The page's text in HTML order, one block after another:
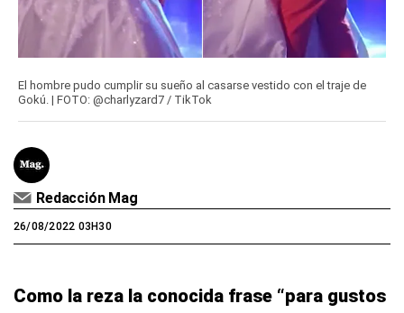
El hombre pudo cumplir su sueño al casarse vestido con el traje de
Gokú. | FOTO: @charlyzard7 / TikTok
Redacción Mag
26/08/2022 03H30
Como la reza la conocida frase “para gustos